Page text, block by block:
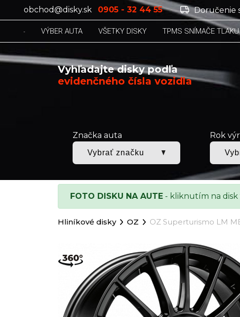
obchod@disky.sk 0905 - 32 44 55 Doručenie
VÝBER AUTA VŠETKY DISKY TPMS SNÍMAČE TLAKU
Vyhľadajte disky podľa
evidenčného čísla vozidla
Značka auta Rok
FOTO DISKU NA AUTE - kliknutím na
Hliníkové disky OZ OZ Superturismo LM